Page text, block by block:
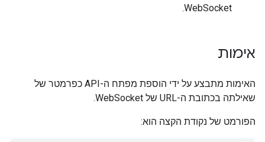
WebSocket.
אימות
האימות מתבצע על ידי הוספת מפתח ה-API כפרמטר של
שאילתה בכתובת ה-URL של WebSocket.
הפורמט של נקודת הקצה הוא: